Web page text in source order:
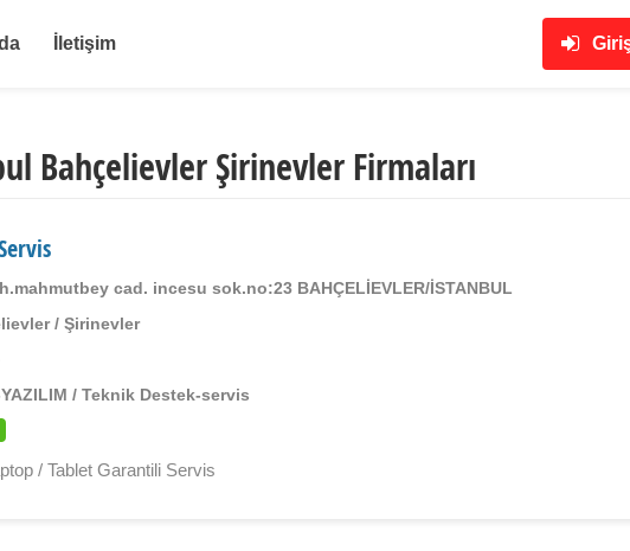
İletişim
Bahçelievler Şirinevler Firmaları
cad. incesu sok.no:23 BAHÇELİEVLER/İSTANBUL
/Şirinevler
/Teknik Destek-servis
/ Tablet Garantili Servis